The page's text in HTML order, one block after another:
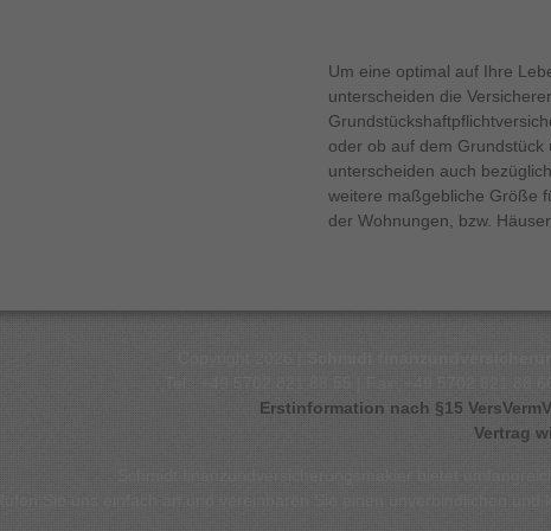
Um eine optimal auf Ihre
unterscheiden die
oder ob auf dem
unterscheiden auch
weitere maßgebliche Größe
der Wohnungen, bzw. Häuser.
Copyright 2026 | Schmidt
Tel.: +49 5702 821 88 55 | Fax: +49 5702 821 88
Erstinformation nach §15
Vertrag
Rufen Sie uns einfach an und vereinbaren Sie einen unverbindlichen